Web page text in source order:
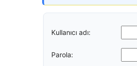
Kullanıcı adı:
Parola: